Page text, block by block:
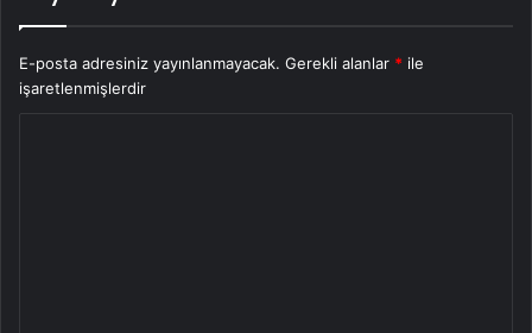
E-posta adresiniz yayınlanmayacak. Gerekli alanlar * ile
işaretlenmişlerdir